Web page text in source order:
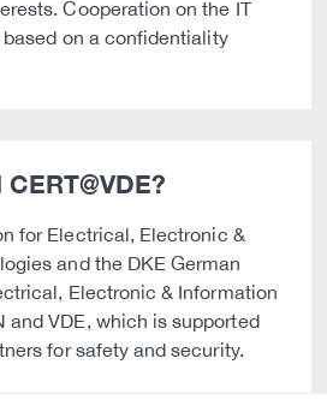
Cooperation on the IT
on a confidentiality
for Electrical, Electronic &
and the DKE German
Electronic & Information
and VDE, which is supported
for safety and security.